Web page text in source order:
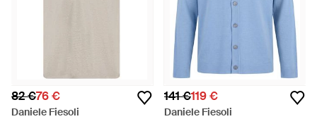
82 €76 €
Daniele Fiesoli
141 €119 €
Daniele Fiesoli